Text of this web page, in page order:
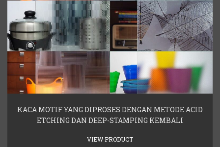
KACA MOTIF YANG DIPROSES DENGAN METODE ACID
ETCHING DAN DEEP-STAMPING KEMBALI
VIEW PRODUCT